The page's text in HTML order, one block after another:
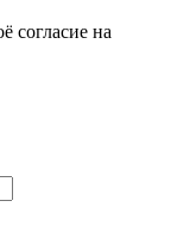
согласие на